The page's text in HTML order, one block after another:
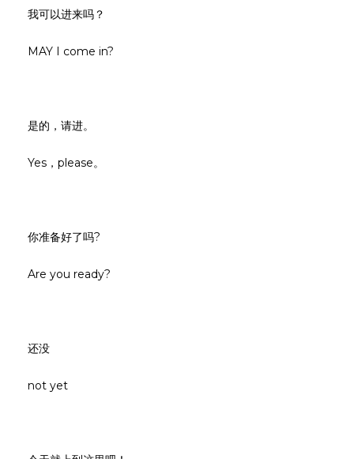
我可以进来吗？
MAY I come in?
是的，请进。
Yes，please。
你准备好了吗?
Are you ready?
还没
not yet